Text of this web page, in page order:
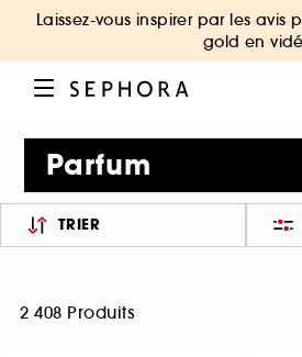
Laissez-vous inspirer par les avis
gold en
Parfum
TRIER
2 408 Produits